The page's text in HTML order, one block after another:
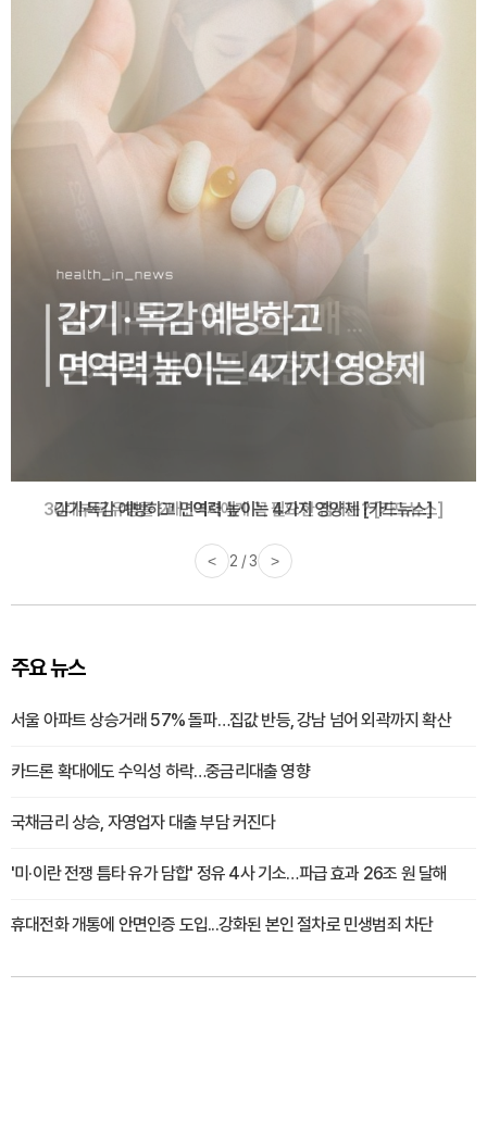
감기·독감 예방하고 면역력 높이는 4가지 영양제 [카드뉴스]
< 3 / 3 >
주요 뉴스
서울 아파트 상승거래 57% 돌파…집값 반등, 강남 넘어 외곽까지 확산
카드론 확대에도 수익성 하락…중금리대출 영향
국채금리 상승, 자영업자 대출 부담 커진다
'미·이란 전쟁 틈타 유가 담합' 정유 4사 기소…파급 효과 26조 원 달해
휴대전화 개통에 안면인증 도입...강화된 본인 절차로 민생범죄 차단